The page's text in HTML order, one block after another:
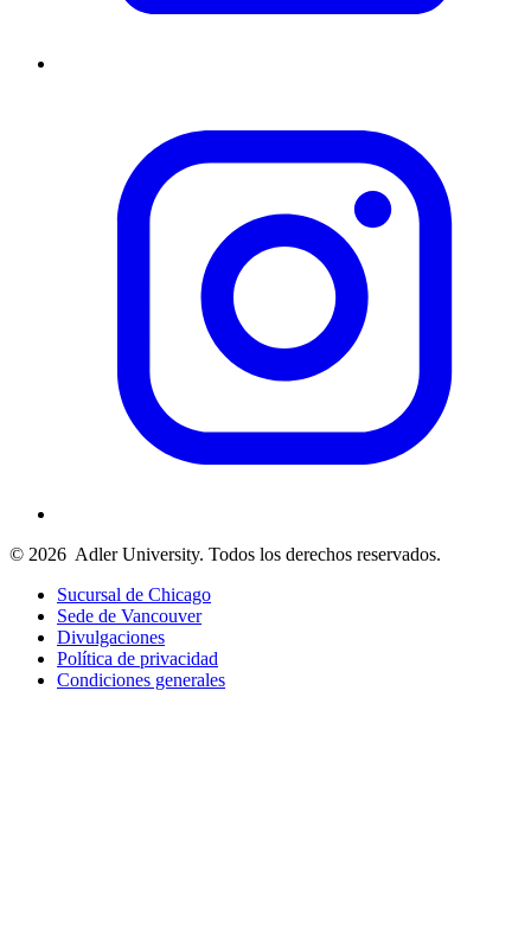
© 2026 Adler University. Todos los derechos reservados.
Sucursal de Chicago
Sede de Vancouver
Divulgaciones
Política de privacidad
Condiciones generales